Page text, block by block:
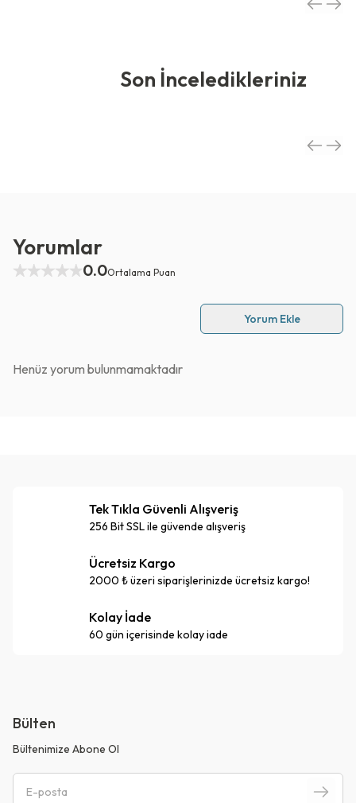
Son İnceledikleriniz
Yorumlar
0.0Ortalama Puan
Yorum Ekle
Henüz yorum bulunmamaktadır
Tek Tıkla Güvenli Alışveriş
256 Bit SSL ile güvende alışveriş
Ücretsiz Kargo
2000 ₺ üzeri siparişlerinizde ücretsiz kargo!
Kolay İade
60 gün içerisinde kolay iade
Bülten
Bültenimize Abone Ol